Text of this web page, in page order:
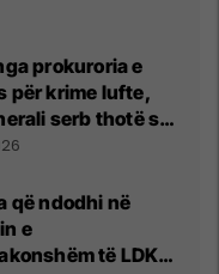
prokuroria e
për krime lufte,
serb thotë se
tradhtoi në
që ndodhi në
e
të LDK-